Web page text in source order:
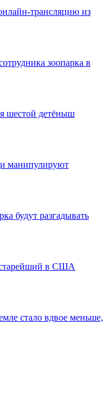
трансляцию из
зоопарка в
шестой детёныш
манипулируют
будут разгадывать
старейший в США
стало вдвое меньше,